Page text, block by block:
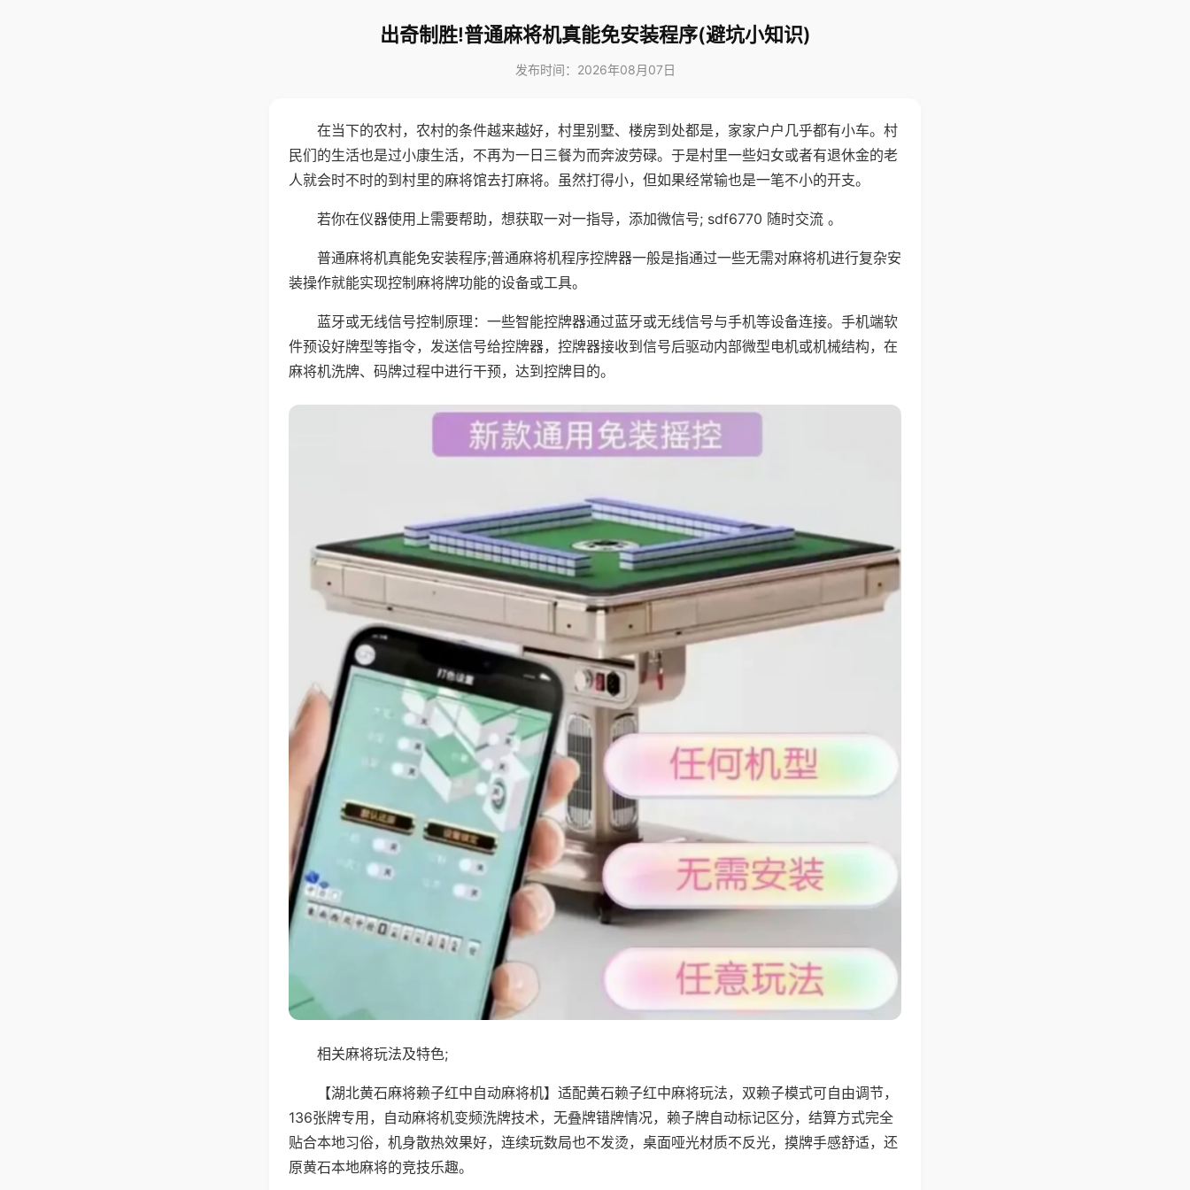
出奇制胜!普通麻将机真能免安装程序(避坑小知识)
发布时间：2026年08月07日
在当下的农村，农村的条件越来越好，村里别墅、楼房到处都是，家家户户几乎都有小车。村
民们的生活也是过小康生活，不再为一日三餐为而奔波劳碌。于是村里一些妇女或者有退休金的老
人就会时不时的到村里的麻将馆去打麻将。虽然打得小，但如果经常输也是一笔不小的开支。
若你在仪器使用上需要帮助，想获取一对一指导，添加微信号; sdf6770 随时交流 。
普通麻将机真能免安装程序;普通麻将机程序控牌器一般是指通过一些无需对麻将机进行复杂安
装操作就能实现控制麻将牌功能的设备或工具。
蓝牙或无线信号控制原理：一些智能控牌器通过蓝牙或无线信号与手机等设备连接。手机端软
件预设好牌型等指令，发送信号给控牌器，控牌器接收到信号后驱动内部微型电机或机械结构，在
麻将机洗牌、码牌过程中进行干预，达到控牌目的。
相关麻将玩法及特色;
【湖北黄石麻将赖子红中自动麻将机】适配黄石赖子红中麻将玩法，双赖子模式可自由调节，
136张牌专用，自动麻将机变频洗牌技术，无叠牌错牌情况，赖子牌自动标记区分，结算方式完全
贴合本地习俗，机身散热效果好，连续玩数局也不发烫，桌面哑光材质不反光，摸牌手感舒适，还
原黄石本地麻将的竞技乐趣。